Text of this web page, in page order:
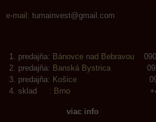
e-mail: tumainvest@gmail.com
predajňa: Bánovce nad Bebravou
predajňa: Banská Bystrica 0915
predajňa: Košice 0915
sklad : Brno +420 739
viac info